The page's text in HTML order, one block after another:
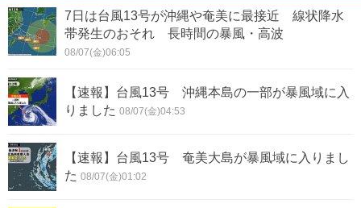
7日は台風13号が沖縄や奄美に最接近 線状降水
帯発生のおそれ 長時間の暴風・高波
08/07(金)06:05
【速報】台風13号 沖縄本島の一部が暴風域に入
りました 08/07(金)04:53
【速報】台風13号 奄美大島が暴風域に入りまし
た 08/07(金)01:02